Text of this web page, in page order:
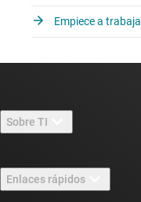
Empiece a
Sobre TI
Carreras laborales
Enlaces rápidos